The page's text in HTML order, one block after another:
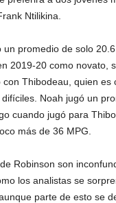
Ntilikina.
un promedio de solo
2019-20 como novato,
con Thibodeau, quien es
Noah jugó un
cuando jugó para
más de 36 MPG.
Robinson son
los analistas se
parte de esto se